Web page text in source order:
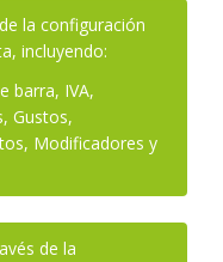
la configuración
incluyendo:
barra, IVA,
Gustos,
Modificadores y
de la